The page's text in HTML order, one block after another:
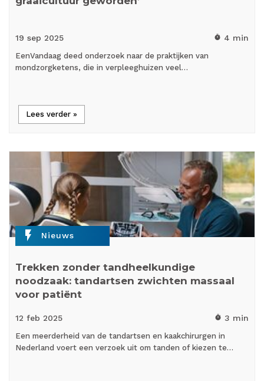
19 sep 2025 timer 4 min
EenVandaag deed onderzoek naar de praktijken van
mondzorgketens, die in verpleeghuizen veel…
Lees verder »
flash_on Nieuws
Trekken zonder tandheelkundige
noodzaak: tandartsen zwichten massaal
voor patiënt
12 feb 2025 timer 3 min
Een meerderheid van de tandartsen en kaakchirurgen in
Nederland voert een verzoek uit om tanden of kiezen te…